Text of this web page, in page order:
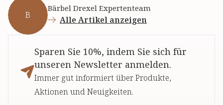
B
Bärbel Drexel Expertenteam
Alle Artikel anzeigen
Sparen Sie 10%, indem Sie sich für
unseren Newsletter anmelden.
Immer gut informiert über Produkte,
Aktionen und Neuigkeiten.